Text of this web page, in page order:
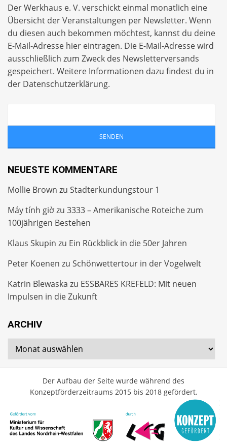
Der Werkhaus e. V. verschickt einmal monatlich eine
Übersicht der Veranstaltungen per Newsletter. Wenn
du diesen auch bekommen möchtest, kannst du deine
E-Mail-Adresse hier eintragen. Die E-Mail-Adresse wird
ausschließlich zum Zweck des Newsletterversands
gespeichert. Weitere Informationen dazu findest du in
der Datenschutzerklärung.
NEUESTE KOMMENTARE
Mollie Brown zu Stadterkundungstour 1
Máy tính giờzu 3333 – Amerikanische Roteiche zum
100jährigen Bestehen
Klaus Skupin zu Ein Rückblick in die 50er Jahren
Peter Koenen zu Schönwettertour in der Vogelwelt
Katrin Blewaska zu ESSBARES KREFELD: Mit neuen
Impulsen in die Zukunft
ARCHIV
Archiv
Der Aufbau der Seite wurde während des
Konzeptförderzeitraums 2015 bis 2018 gefördert.